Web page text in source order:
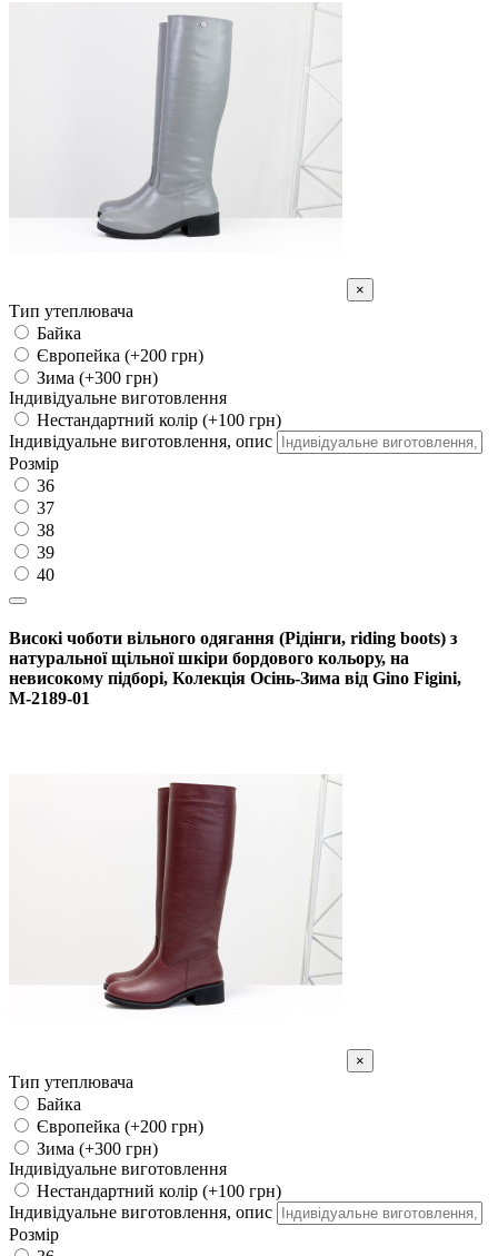
×
Тип утеплювача
Байка
Європейка (+200 грн)
Зима (+300 грн)
Індивідуальне виготовлення
Нестандартний колір (+100 грн)
Індивідуальне виготовлення, опис
Розмір
36
37
38
39
40
Високі чоботи вільного одягання (Рідінги, riding boots) з
натуральної щільної шкіри бордового кольору, на
невисокому підборі, Колекція Осінь-Зима від Gino Figini,
М-2189-01
×
Тип утеплювача
Байка
Європейка (+200 грн)
Зима (+300 грн)
Індивідуальне виготовлення
Нестандартний колір (+100 грн)
Індивідуальне виготовлення, опис
Розмір